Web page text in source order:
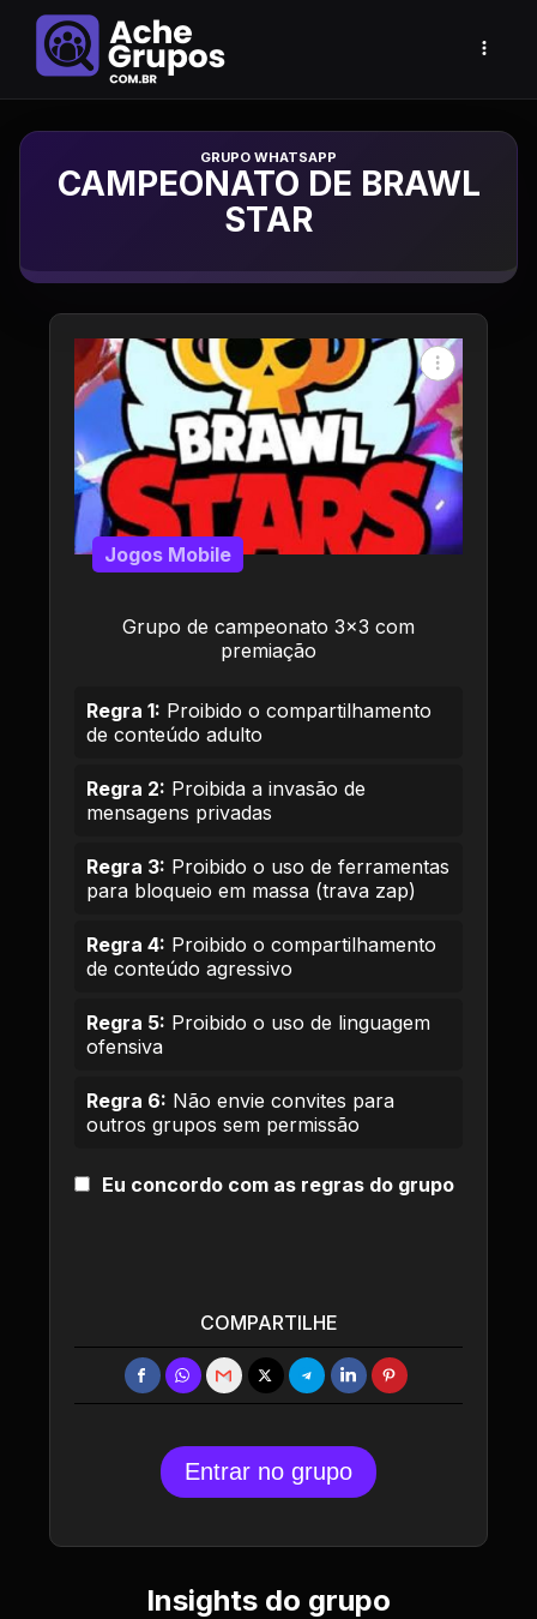
Grupo de Whatsapp
CAMPEONATO DE BRAWL
STAR
Grupo de campeonato 3x3 com
premiação
Jogos Mobile
Regra 1: Proibido o compartilhamento
de conteúdo adulto
Regra 2: Proibida a invasão de
mensagens privadas
Regra 3: Proibido o uso de ferramentas
para bloqueio em massa (trava zap)
Regra 4: Proibido o compartilhamento
de conteúdo agressivo
Regra 5: Proibido o uso de linguagem
ofensiva
Regra 6: Não envie convites para
outros grupos sem permissão
Eu concordo com as regras do grupo
COMPARTILHE
Entrar no grupo
Insights do grupo